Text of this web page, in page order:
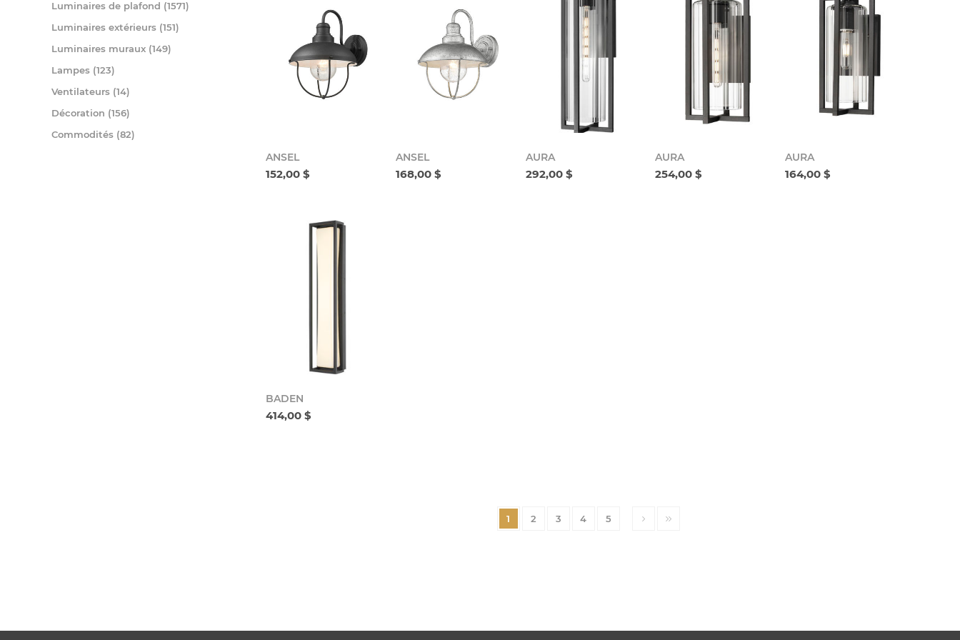
ANSEL
152,00 $
ANSEL
168,00 $
AURA
292,00 $
AURA
254,00 $
AURA
164,00 $
BADEN
414,00 $
1 2 3 4 5
Luminaires de plafond (1571)
Luminaires extérieurs (151)
Luminaires muraux (149)
Lampes (123)
Ventilateurs (14)
Décoration (156)
Commodités (82)